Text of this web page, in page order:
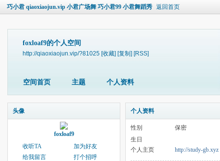
巧小君 qiaoxiaojun.vip 小君广场舞 巧小君99 小君舞蹈秀 返回首页
foxloaf9的个人空间
http://qiaoxiaojun.vip/?81025 [收藏] [复制] [RSS]
空间首页 主题 个人资料
头像
foxloaf9
收听TA
加为好友
给我留言
打个招呼
个人资料
性别
保密
生日
个人主页
http://study-gb.xyz